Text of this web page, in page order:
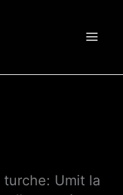
turche: Umit la